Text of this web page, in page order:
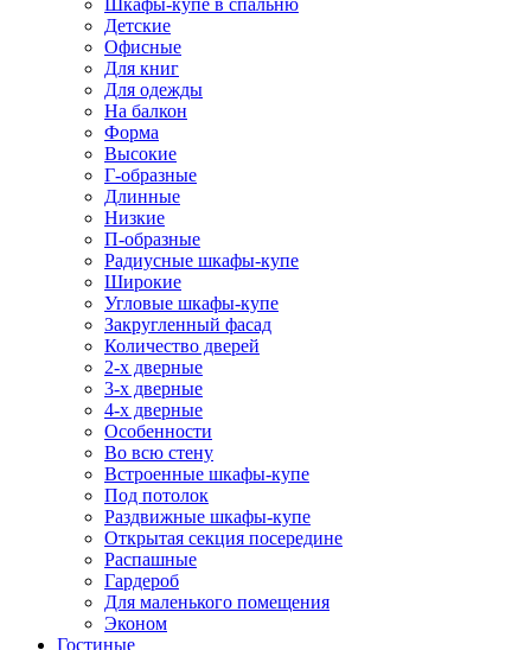
Шкафы-купе в спальню
Детские
Офисные
Для книг
Для одежды
На балкон
Форма
Высокие
Г-образные
Длинные
Низкие
П-образные
Радиусные шкафы-купе
Широкие
Угловые шкафы-купе
Закругленный фасад
Количество дверей
2-х дверные
3-х дверные
4-х дверные
Особенности
Во всю стену
Встроенные шкафы-купе
Под потолок
Раздвижные шкафы-купе
Открытая секция посередине
Распашные
Гардероб
Для маленького помещения
Эконом
Гостиные